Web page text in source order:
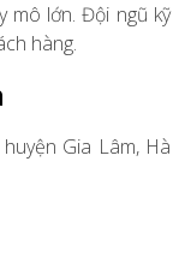
mô lớn. Đội ngũ kỹ
hàng.
Gia Lâm, Hà